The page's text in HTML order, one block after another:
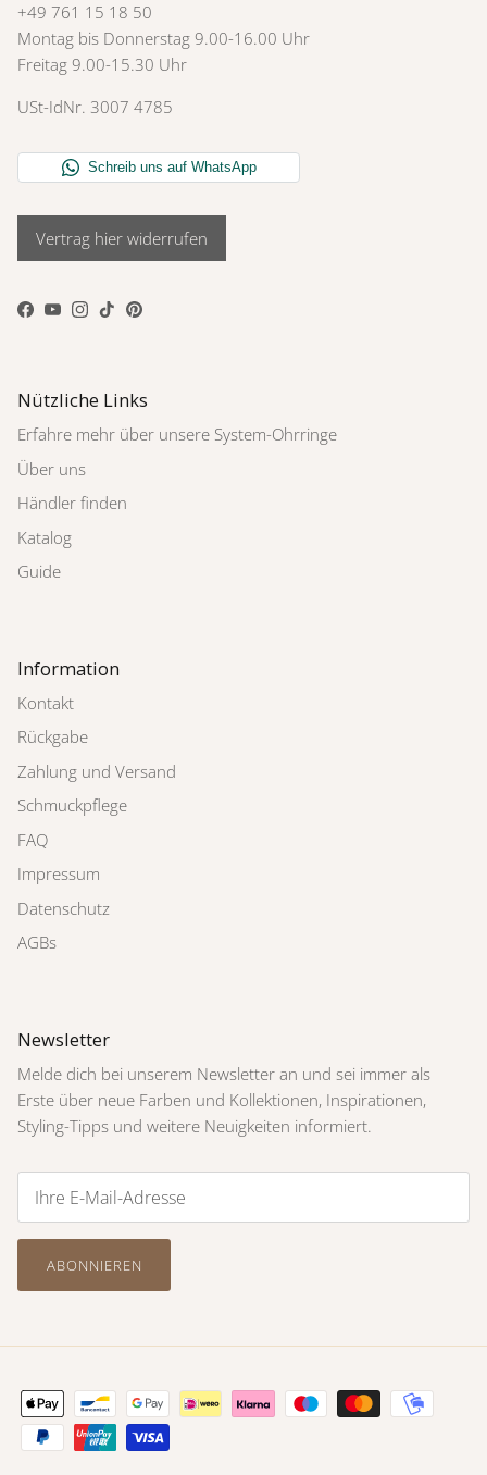
+49 761 15 18 50
Montag bis Donnerstag 9.00-16.00 Uhr
Freitag 9.00-15.30 Uhr
USt-IdNr. 3007 4785
Vertrag hier widerrufen
Facebook
YouTube
Instagram
TikTokPinterest
Nützliche Links
Erfahre mehr über unsere System-Ohrringe
Über uns
Händler finden
Katalog
Guide
Information
Kontakt
Rückgabe
Zahlung und Versand
Schmuckpflege
FAQ
Impressum
Datenschutz
AGBs
Newsletter
Melde dich bei unserem Newsletter an und sei immer als
Erste über neue Farben und Kollektionen, Inspirationen,
Styling-Tipps und weitere Neuigkeiten informiert.
ABONNIEREN